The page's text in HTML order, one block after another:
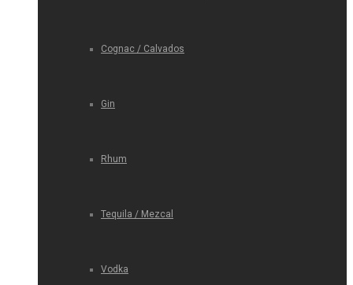
Cognac / Calvados
Gin
Rhum
Tequila / Mezcal
Vodka